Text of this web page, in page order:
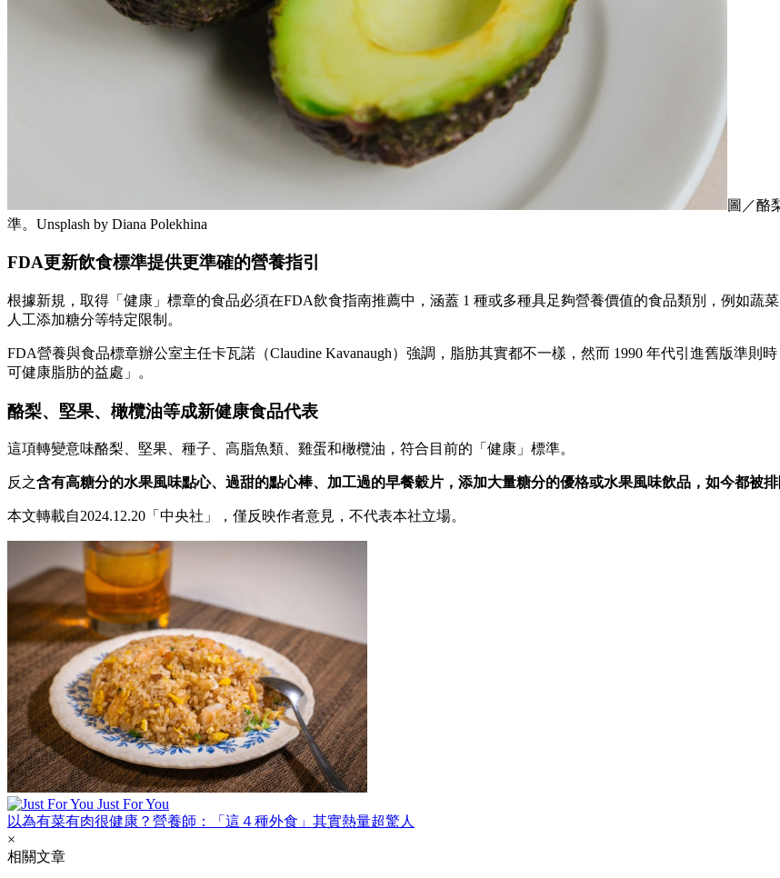
圖／酪
準。Unsplash by Diana Polekhina
FDA更新飲食標準提供更準確的營養指引
根據新規，取得「健康」標章的食品必須在FDA飲食指南推薦中，涵蓋 1 種或多種具足夠營養價值的食品類別，例如蔬
人工添加糖分等特定限制。
FDA營養與食品標章辦公室主任卡瓦諾（Claudine Kavanaugh）強調，脂肪其實都不一樣，然而 1990 年代引進舊版準
可健康脂肪的益處」。
酪梨、堅果、橄欖油等成新健康食品代表
這項轉變意味酪梨、堅果、種子、高脂魚類、雞蛋和橄欖油，符合目前的「健康」標準。
反之含有高糖分的水果風味點心、過甜的點心棒、加工過的早餐穀片，添加大量糖分的優格或水果風味飲品，如今都被
本文轉載自2024.12.20「中央社」，僅反映作者意見，不代表本社立場。
Just For You
以為有菜有肉很健康？營養師：「這４種外食」其實熱量超驚人
×
相關文章